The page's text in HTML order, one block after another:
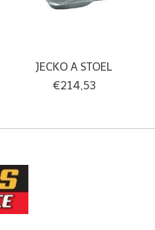
JECKO A STOEL
€214,53